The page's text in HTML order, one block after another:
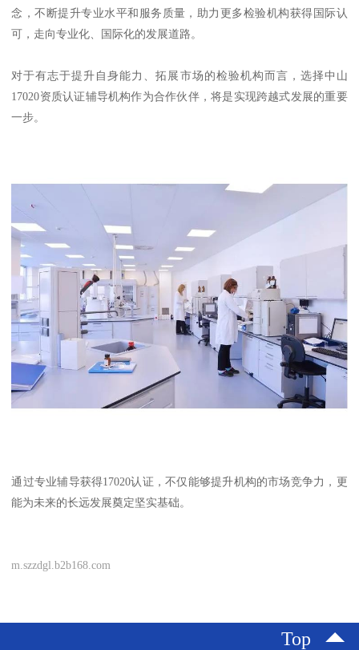
念，不断提升专业水平和服务质量，助力更多检验机构获得国际认
可，走向专业化、国际化的发展道路。
对于有志于提升自身能力、拓展市场的检验机构而言，选择中山
17020资质认证辅导机构作为合作伙伴，将是实现跨越式发展的重要
一步。
通过专业辅导获得17020认证，不仅能够提升机构的市场竞争力，更
能为未来的长远发展奠定坚实基础。
m.szzdgl.b2b168.com
Top